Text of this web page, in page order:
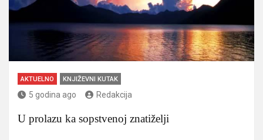
AKTUELNO KNJIŽEVNI KUTAK
5 godina ago Redakcija
U prolazu ka sopstvenoj znatiželji